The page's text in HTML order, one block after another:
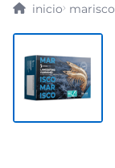
marisco
3 patatas